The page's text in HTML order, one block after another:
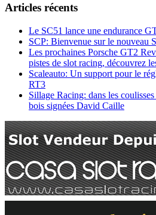
Articles récents
Le SC51 lance une endurance
SCP: Bienvenue sur le nouveau
Les prochaines Porsche GT2
pistes de slot racing, découvrez
Scaleauto: Un support pour le
RT3
Sillage Racing: dans les
bois signées David Caille